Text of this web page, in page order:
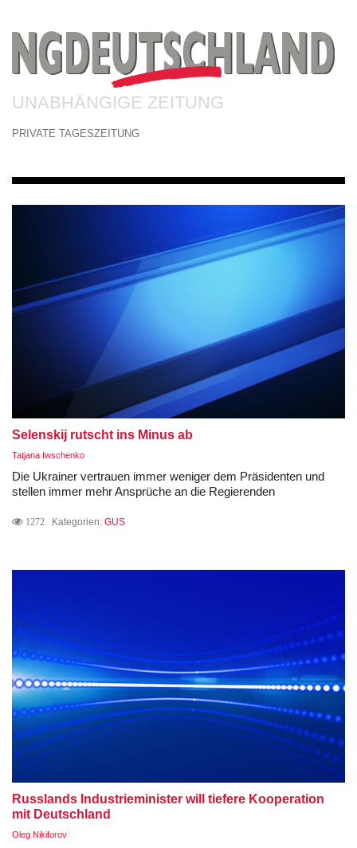
UNABHÄNGIGE ZEITUNG
PRIVATE TAGESZEITUNG
Selenskij rutscht ins Minus ab
Tatjana Iwschenko
Die Ukrainer vertrauen immer weniger dem Präsidenten und
stellen immer mehr Ansprüche an die Regierenden
1272 Kategorien: GUS
Russlands Industrieminister will tiefere Kooperation
mit Deutschland
Oleg Nikiforov